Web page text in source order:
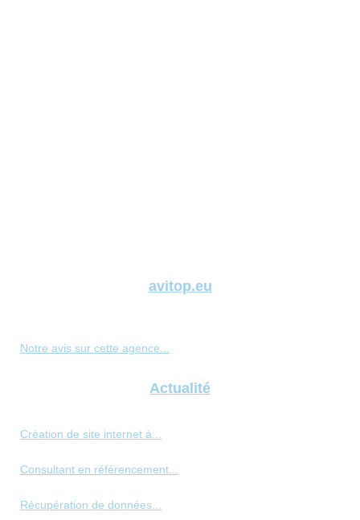
avitop.eu
Notre avis sur cette agence...
Actualité
Création de site internet à...
Consultant en référencement...
Récupération de données...